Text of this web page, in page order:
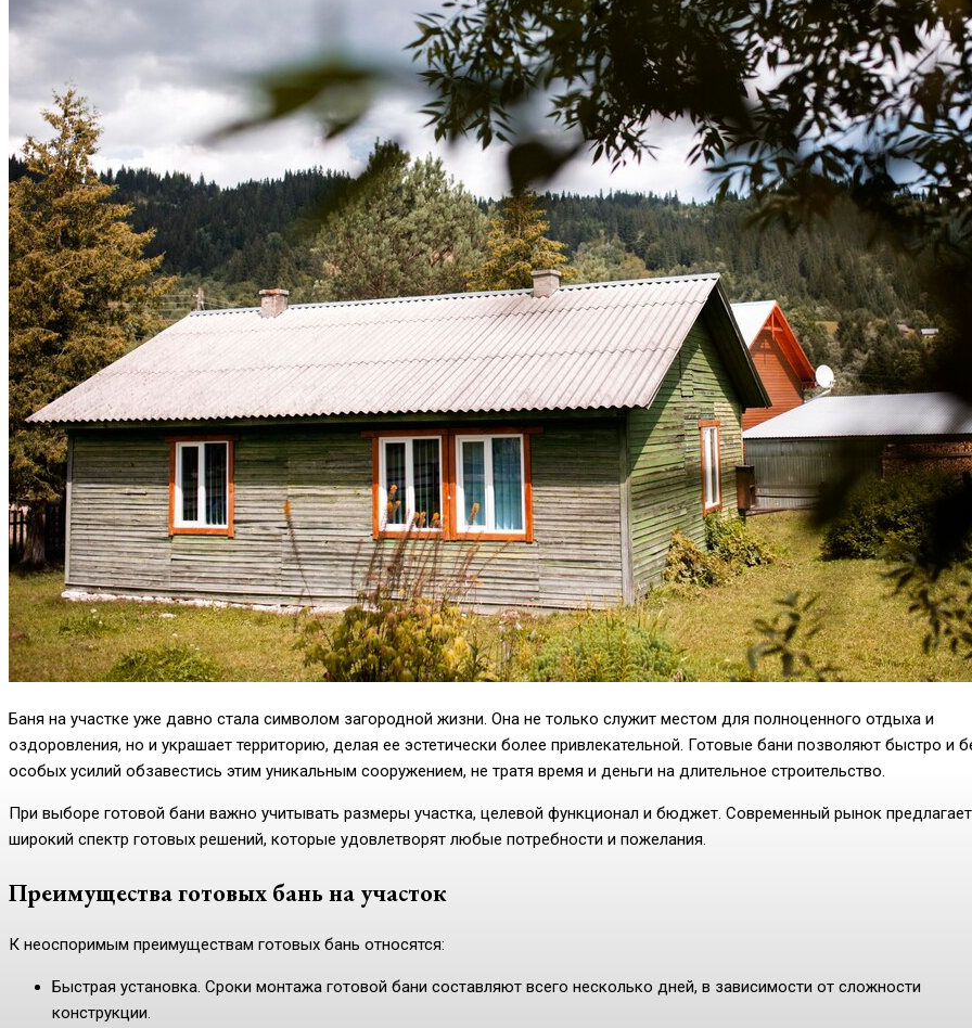
Баня на участке уже давно стала символом загородной жизни. Она не только служит местом для полноценного отдыха и
оздоровления, но и украшает территорию, делая ее эстетически более привлекательной. Готовые бани позволяют быстро и
особых усилий обзавестись этим уникальным сооружением, не тратя время и деньги на длительное строительство.
При выборе готовой бани важно учитывать размеры участка, целевой функционал и бюджет. Современный рынок предлагает
широкий спектр готовых решений, которые удовлетворят любые потребности и пожелания.
Преимущества готовых бань на участок
К неоспоримым преимуществам готовых бань относятся:
Быстрая установка. Сроки монтажа готовой бани составляют всего несколько дней, в зависимости от сложности
конструкции.